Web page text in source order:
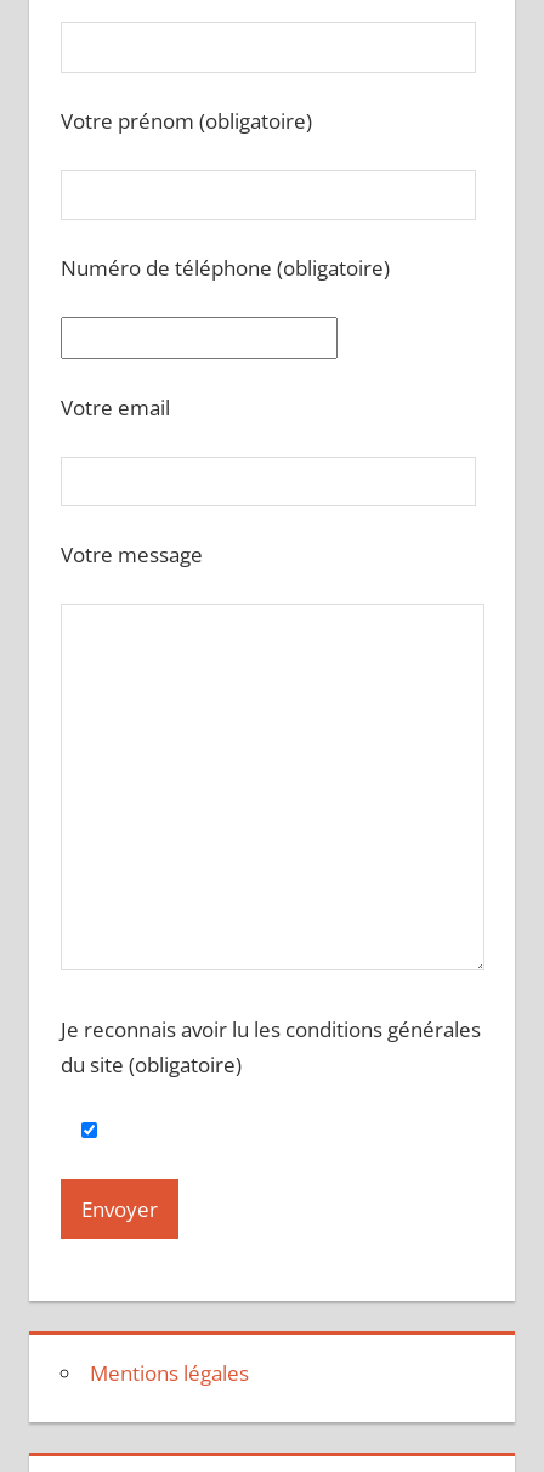
Votre prénom (obligatoire)
Numéro de téléphone (obligatoire)
Votre email
Votre message
Je reconnais avoir lu les conditions générales
du site (obligatoire)
Mentions légales